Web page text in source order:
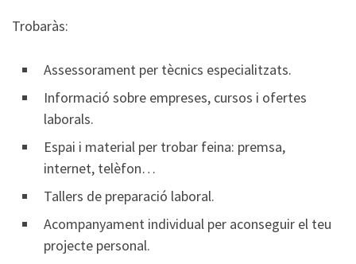
Trobaràs:
Assessorament per tècnics especialitzats.
Informació sobre empreses, cursos i ofertes
laborals.
Espai i material per trobar feina: premsa,
internet, telèfon…
Tallers de preparació laboral.
Acompanyament individual per aconseguir el teu
projecte personal.